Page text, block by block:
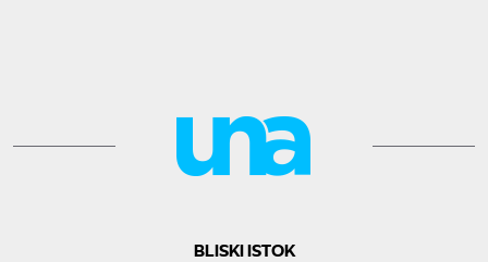
BLISKI ISTOK